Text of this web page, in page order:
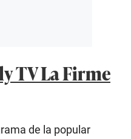
TV La Firme
de la popular